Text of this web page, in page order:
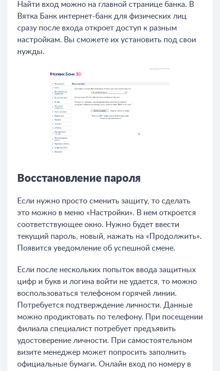
Найти вход можно на главной странице банка. В
Вятка Банк интернет-банк для физических лиц
сразу после входа откроет доступ к разным
настройкам. Вы сможете их установить под свои
нужды.
Восстановление пароля
Если нужно просто сменить защиту, то сделать
это можно в меню «Настройки». В нем откроется
соответствующее окно. Нужно будет ввести
текущий пароль, новый, нажать на «Продолжить».
Появится уведомление об успешной смене.
Если после нескольких попыток ввода защитных
цифр и букв и логина войти не удается, то можно
воспользоваться телефоном горячей линии.
Потребуется подтверждение личности. Данные
можно продиктовать по телефону. При посещении
филиала специалист потребует предъявить
удостоверение личности. При самостоятельном
визите менеджер может попросить заполнить
официальные бумаги. Онлайн вход по номеру в